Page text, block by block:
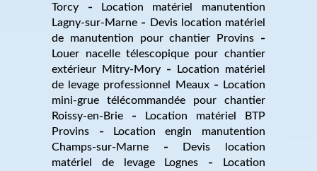
Torcy
Location matériel manutention
Lagny-sur-Marne
Devis location matériel
de manutention pour chantier Provins
Louer nacelle télescopique pour chantier
extérieur Mitry-Mory
Location matériel
de levage professionnel Meaux
Location
mini-grue télécommandée pour chantier
Roissy-en-Brie
Location matériel BTP
Provins
Location engin manutention
Champs-sur-Marne
Devis location
matériel de levage Lognes
Location